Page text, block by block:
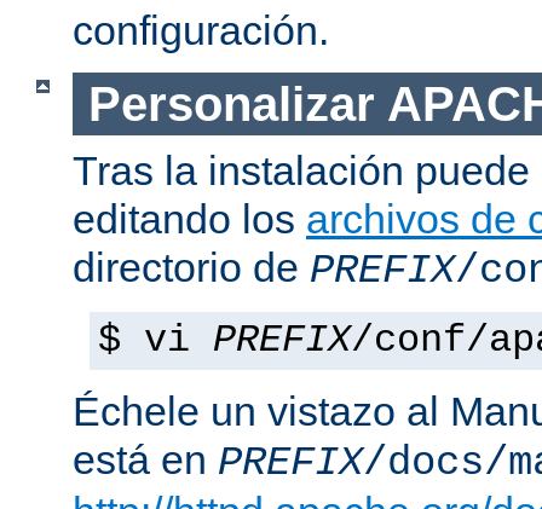
configuración.
Personalizar
Tras la instalación
editando los archivos de
directorio de PREFIX/
$ vi PREFIX/conf/
Échele un vistazo al
está en PREFIX/docs/